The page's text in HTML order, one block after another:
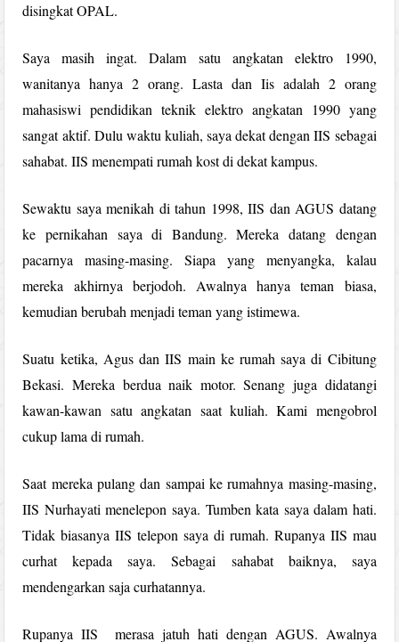
disingkat OPAL.
Saya masih ingat. Dalam satu angkatan elektro 1990,
wanitanya hanya 2 orang. Lasta dan Iis adalah 2 orang
mahasiswi pendidikan teknik elektro angkatan 1990 yang
sangat aktif. Dulu waktu kuliah, saya dekat dengan IIS sebagai
sahabat. IIS menempati rumah kost di dekat kampus.
Sewaktu saya menikah di tahun 1998, IIS dan AGUS datang
ke pernikahan saya di Bandung. Mereka datang dengan
pacarnya masing-masing. Siapa yang menyangka, kalau
mereka akhirnya berjodoh. Awalnya hanya teman biasa,
kemudian berubah menjadi teman yang istimewa.
Suatu ketika, Agus dan IIS main ke rumah saya di Cibitung
Bekasi. Mereka berdua naik motor. Senang juga didatangi
kawan-kawan satu angkatan saat kuliah. Kami mengobrol
cukup lama di rumah.
Saat mereka pulang dan sampai ke rumahnya masing-masing,
IIS Nurhayati menelepon saya. Tumben kata saya dalam hati.
Tidak biasanya IIS telepon saya di rumah. Rupanya IIS mau
curhat kepada saya. Sebagai sahabat baiknya, saya
mendengarkan saja curhatannya.
Rupanya IIS merasa jatuh hati dengan AGUS. Awalnya